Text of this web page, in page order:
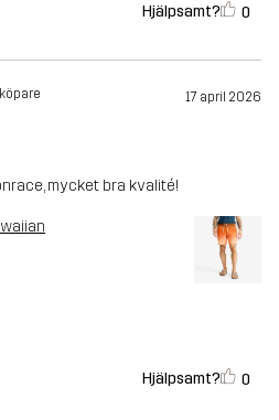
Hjälpsamt? 0
17 april 2026
mycket bra kvalité!
Hjälpsamt? 0